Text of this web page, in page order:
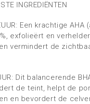
INGREDIËNTEN
Een krachtige AHA
exfolieërt en
vermindert de
Dit balancerende
de teint, helpt de
en bevordert de